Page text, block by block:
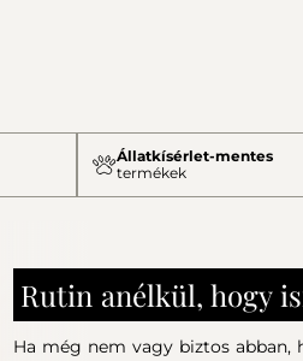
Állatkísérlet-mentes
termékek
Rutin anélkül, hogy
Ha még nem vagy biztos abban,